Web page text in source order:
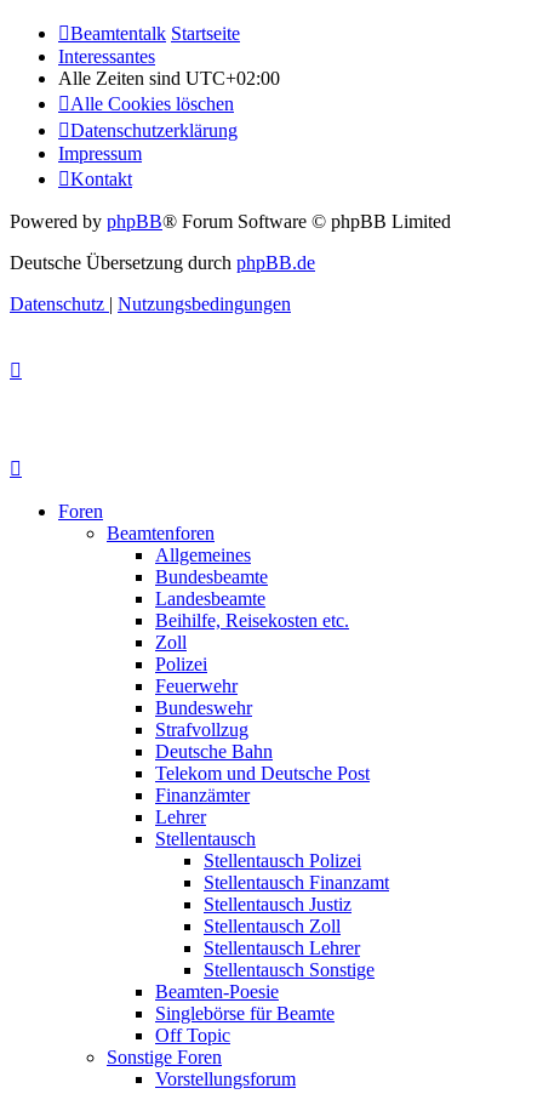
Beamtentalk Startseite
Interessantes
Alle Zeiten sind UTC+02:00
Alle Cookies löschen
Datenschutzerklärung
Impressum
Kontakt
Powered by phpBB® Forum Software © phpBB Limited
Deutsche Übersetzung durch phpBB.de
Datenschutz | Nutzungsbedingungen
Foren
Beamtenforen
Allgemeines
Bundesbeamte
Landesbeamte
Beihilfe, Reisekosten etc.
Zoll
Polizei
Feuerwehr
Bundeswehr
Strafvollzug
Deutsche Bahn
Telekom und Deutsche Post
Finanzämter
Lehrer
Stellentausch
Stellentausch Polizei
Stellentausch Finanzamt
Stellentausch Justiz
Stellentausch Zoll
Stellentausch Lehrer
Stellentausch Sonstige
Beamten-Poesie
Singlebörse für Beamte
Off Topic
Sonstige Foren
Vorstellungsforum